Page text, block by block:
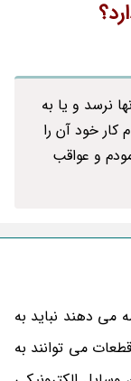
نرسد و یا به
کار خود آن را
و عواقب
می دهند نباید به
می توانند به